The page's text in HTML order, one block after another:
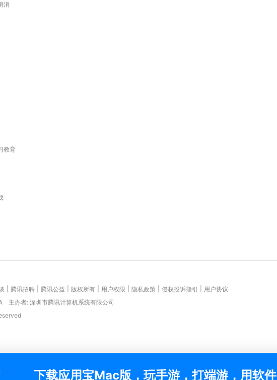
消
教育
腾讯招聘 腾讯公益 版权所有 用户权限 隐私政策 侵权投诉指引
用户协议
主办者: 深圳市腾讯计算机系统有限公司
下载应用宝Mac版，玩手游，打端游，用软件